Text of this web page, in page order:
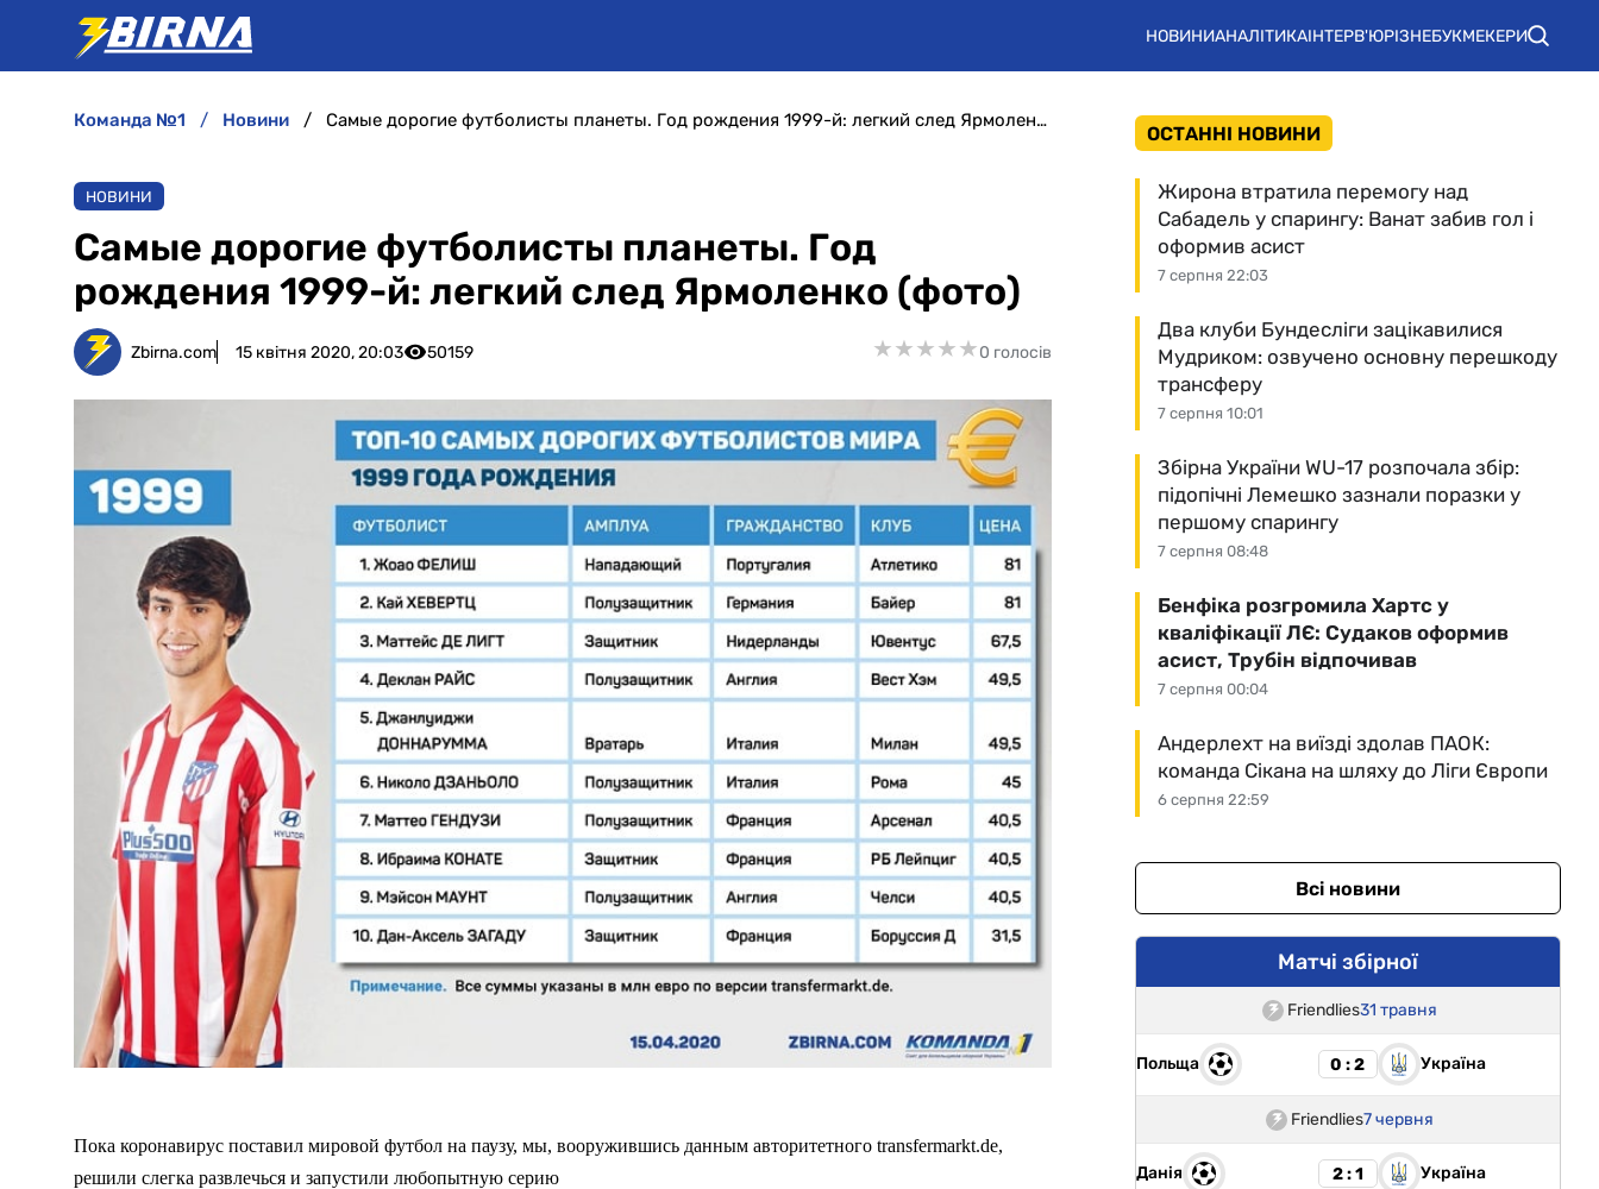
НОВИНИАНАЛІТИКАІНТЕРВ'ЮРІЗНЕБУКМЕКЕРИ
команда №1 новини Самые дорогие футболисты планеты. Год рождения 1999-й: легкий след Ярмоленко (фото)
НОВИНИ
Самые дорогие футболисты планеты. Год
рождения 1999-й: легкий след Ярмоленко (фото)
Zbirna.com 15 квітня 2020, 20:03 50159 ★★★★★
★★★★★0 голосів
Пока коронавирус поставил мировой футбол на паузу, мы, вооружившись данным авторитетного transfermarkt.de,
решили слегка развлечься и запустили любопытную серию
ОСТАННІ НОВИНИ
7 серпня 22:03
Жирона втратила перемогу над
Сабадель у спарингу: Ванат забив гол і
оформив асист
7 серпня 10:01
Два клуби Бундесліги зацікавилися
Мудриком: озвучено основну перешкоду
трансферу
7 серпня 08:48
Збірна України WU-17 розпочала збір:
підопічні Лемешко зазнали поразки у
першому спарингу
7 серпня 00:04
Бенфіка розгромила Хартс у
кваліфікації ЛЄ: Судаков оформив
асист, Трубін відпочивав
6 серпня 22:59
Андерлехт на виїзді здолав ПАОК:
команда Сікана на шляху до Ліги Європи
Всі новини
Матчі збірної
Friendlies31 травня
Польща 0 : 2 Україна
Friendlies7 червня
Данія 2 : 1 Україна